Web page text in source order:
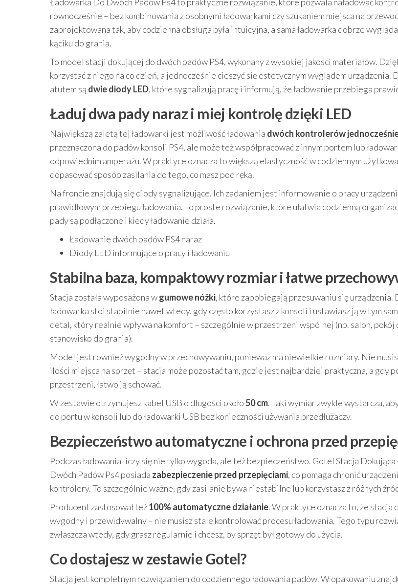
równocześnie – bez kombinowania z osobnymi ładowarkami czy szukaniem miejsca na
zaprojektowana tak, aby codzienna obsługa była intuicyjna, a sama ładowarka dobrze
kąciku do grania.
To model stacji dokującej do dwóch padów PS4, wykonany z wysokiej jakości materiałów.
korzystać z niego na co dzień, a jednocześnie cieszyć się estetycznym wyglądem urządzenia.
atutem są dwie diody LED, które sygnalizują pracę i informują, że ładowanie przebiega
Ładuj dwa pady naraz i miej kontrolę dzięki LED
Największą zaletą tej ładowarki jest możliwość ładowania dwóch kontrolerów
przeznaczona do padów konsoli PS4, ale może też współpracować z innym portem lub
odpowiednim amperażu. W praktyce oznacza to większą elastyczność w codziennym
dopasować sposób zasilania do tego, co masz pod ręką.
Na froncie znajdują się diody sygnalizujące. Ich zadaniem jest informowanie o pracy
prawidłowym przebiegu ładowania. To proste rozwiązanie, które ułatwia codzienną
pady są podłączone i kiedy ładowanie działa.
Ładowanie dwóch padów PS4 naraz
Diody LED informujące o pracy i ładowaniu
Stabilna baza, kompaktowy rozmiar i łatwe
Stacja została wyposażona wgumowe nóżki, które zapobiegają przesuwaniu się urządzenia.
ładowarka stoi stabilnie nawet wtedy, gdy często korzystasz z konsoli i ustawiasz ją w tym
detal, który realnie wpływa na komfort – szczególnie w przestrzeni wspólnej (np. salon, pokój
stanowisko do grania).
Model jest również wygodny w przechowywaniu, ponieważ ma niewielkie rozmiary. Nie
ilości miejsca na sprzęt – stacja może pozostać tam, gdzie jest najbardziej praktyczna, a gdy
przestrzeni, łatwo ją schować.
W zestawie otrzymujesz kabel USB o długości około50 cm. Taki wymiar zwykle wystarcza,
do portu w konsoli lub do ładowarki USB bez konieczności używania przedłużaczy.
Bezpieczeństwo automatyczne i ochrona przed
Podczas ładowania liczy się nie tylko wygoda, ale też bezpieczeństwo. Gotel Stacja
Dwóch Padów Ps4 posiada zabezpieczenie przed przepięciami, co pomaga chronić
kontrolery. To szczególnie ważne, gdy zasilanie bywa niestabilne lub korzystasz z różnych
Producent zastosował też100% automatyczne działanie. W praktyce oznacza to, że stacja
wygodny i przewidywalny – nie musisz stale kontrolować procesu ładowania. Tego typu
zwłaszcza wtedy, gdy grasz regularnie i chcesz, by sprzęt był gotowy do użycia.
Co dostajesz w zestawie Gotel?
Stacja jest kompletnym rozwiązaniem do codziennego ładowania padów. W opakowaniu